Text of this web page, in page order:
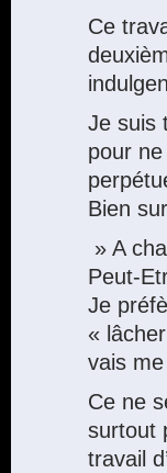
Ce
Je suis
pour
Bien
» A
Peut-
Je
«
vais
Ce ne
surtout
travail